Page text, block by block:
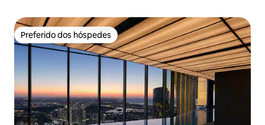
Preferido dos hóspedes
Preferido dos hóspedes